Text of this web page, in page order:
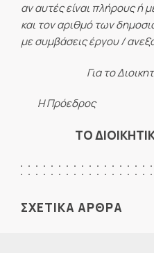
αν αυτές είναι πλήρους ή
και τον αριθμό των
με συμβάσεις έργου /
Για το
Η Πρόεδρος Ο
ΤΟ
ΣΧΕΤΙΚΑ ΑΡΘΡΑ